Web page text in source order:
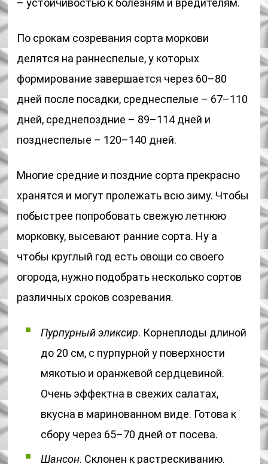
– устойчивостью к болезням и вредителям.
По срокам созревания сорта моркови
делятся на раннеспелые, у которых
формирование завершается через 60–80
дней после посадки, среднеспелые – 67–110
дней, среднепоздние – 89–114 дней и
позднеспелые – 120–140 дней.
Многие средние и поздние сорта прекрасно
хранятся и могут пролежать всю зиму. Чтобы
побыстрее попробовать свежую летнюю
морковку, высевают ранние сорта. Ну а
чтобы круглый год есть овощи со своего
огорода, нужно подобрать несколько сортов
различных сроков созревания.
Пурпурный эликсир. Корнеплоды длиной
до 20 см, с пурпурной у поверхности
мякотью и оранжевой сердцевиной.
Очень эффектна в свежих салатах,
вкусна в маринованном виде. Готова к
сбору через 65–70 дней от посева.
Шансон. Склонен к растрескиванию.